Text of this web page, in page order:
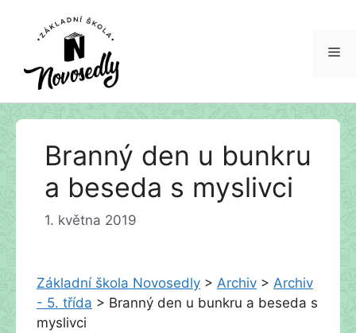
Přeskočit
Branný den u bunkru
a beseda s myslivci
1. května 2019
Základní škola Novosedly > Archiv > Archiv
- 5. třída > Branný den u bunkru a beseda s
myslivci